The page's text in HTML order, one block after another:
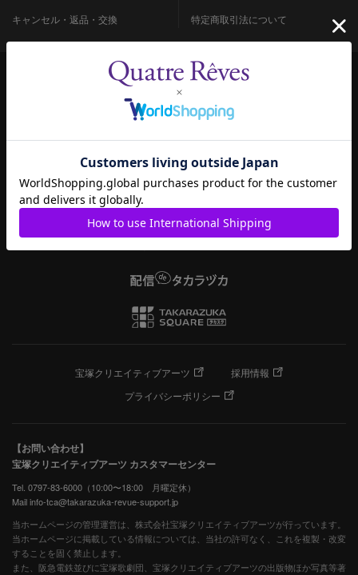
キャンセル・返品・交換
特定商取引法について
宝塚クリエイティブアーツ
採用情報
プライバシーポリシー
【お問い合わせ】
宝塚クリエイティブアーツ カスタマーセンター
Tel. 0797-83-6000（10:00〜18:00 月曜定休）
Mail info-tca@takarazuka-revue-support.jp
当ホームページの管理運営は、株式会社宝塚クリエイティブアーツが行っています。
当ホームページに掲載している情報については、当社の許可なく、これを複製・改変
することを固く禁止します。
また、阪急電鉄並びに宝塚歌劇団、宝塚クリエイティブアーツの出版物ほか写真等著